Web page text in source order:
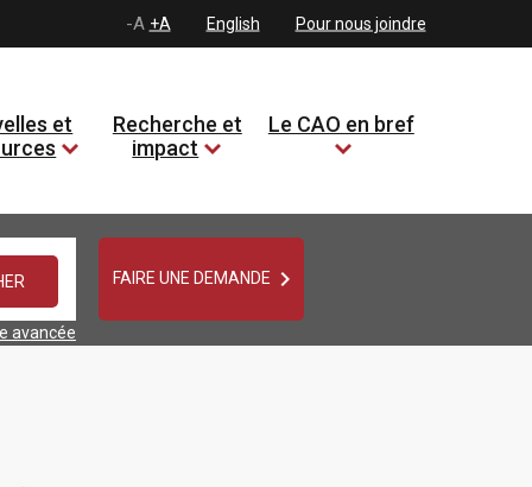
-A +A English Pour nous joindre
et
Recherche et
impact
Le CAO en bref
avancée
FAIRE UNE DEMANDE 